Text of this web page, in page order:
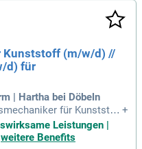
neuer Mitarbeiter un
Unternehmen der Reg
Kunststoff (m/w/d) //
d) für
| Hartha bei Döbeln
für Kunststof
Alternativ freuen wir u
technischen Ausbildun
+
Leistungen |
weitere Benefits